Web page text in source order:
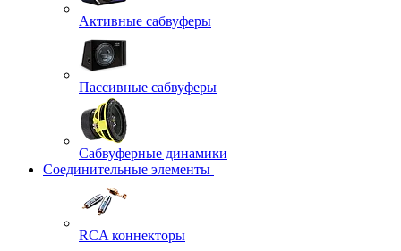
Активные сабвуферы
Пассивные сабвуферы
Сабвуферные динамики
Соединительные элементы
RCA коннекторы